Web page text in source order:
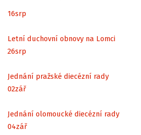
16srp
Letní duchovní obnovy na Lomci
26srp
Jednání pražské diecézní rady
02zář
Jednání olomoucké diecézní rady
04zář